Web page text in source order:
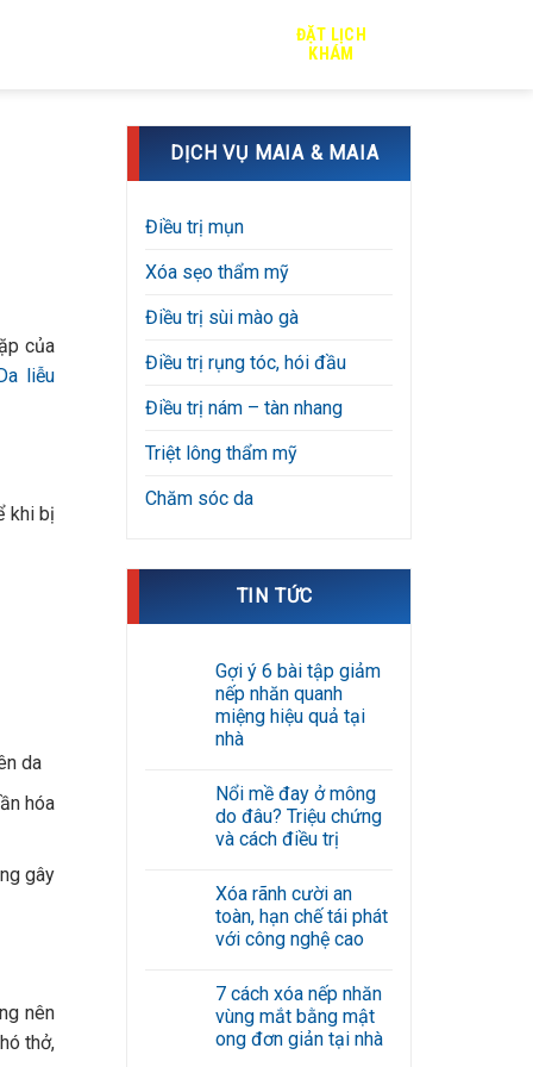
ĐẶT LỊCH
KHÁM
của
liễu
khi bị
da
hóa
gây
nên
thở,
DỊCH VỤ MAIA & MAIA
Điều trị mụn
Xóa sẹo thẩm mỹ
Điều trị sùi mào gà
Điều trị rụng tóc, hói đầu
Điều trị nám – tàn nhang
Triệt lông thẩm mỹ
Chăm sóc da
TIN TỨC
Gợi ý 6 bài tập giảm
nếp nhăn quanh
miệng hiệu quả tại
nhà
bình
luận
ở
Gợi
bài
tập
giảm
nếp
nhăn
hiệu
quả
tại
nhà
Nổi mề đay ở mông
do đâu? Triệu chứng
và cách điều trị
bình
luận
ở
Nổi
ở
mông
do
đâu?
Triệu
Xóa rãnh cười an
toàn, hạn chế tái phát
với công nghệ cao
bình
luận
ở
Xóa
7 cách xóa nếp nhăn
vùng mắt bằng mật
ong đơn giản tại nhà